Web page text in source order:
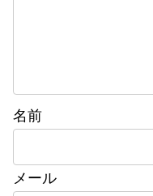
名前
メール